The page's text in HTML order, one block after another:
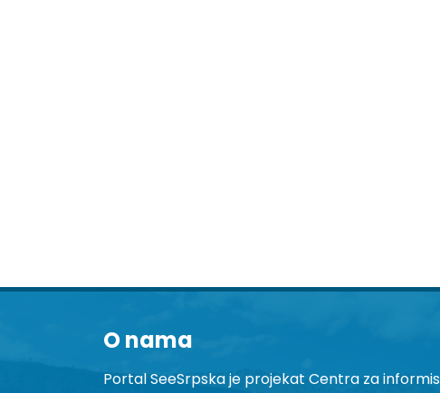
O nama
Portal SeeSrpska je projekat Centra za